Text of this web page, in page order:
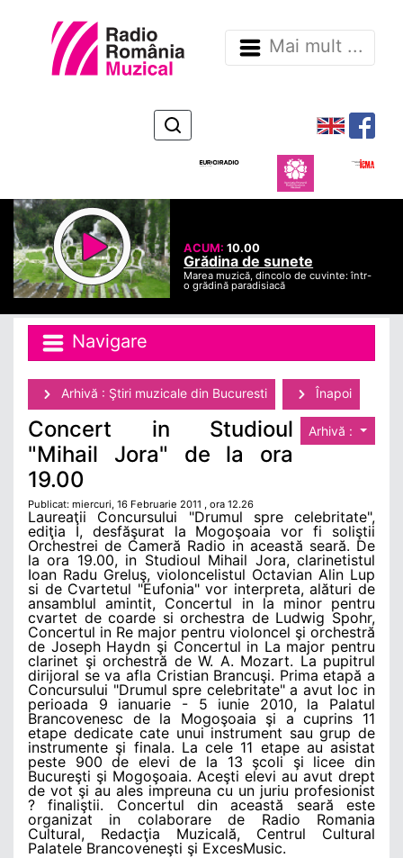
Mai mult ...
ACUM:10.00
Grădina de sunete
Marea muzică, dincolo de cuvinte: într-
o grădină paradisiacă
Navigare
Arhivă : Ştiri muzicale din Bucuresti Înapoi
Arhivă :
Concert in Studioul
"Mihail Jora" de la ora
19.00
Publicat: miercuri, 16 Februarie 2011 , ora 12.26
Laureaţii Concursului "Drumul spre celebritate",
ediţia I, desfăşurat la Mogoşoaia vor fi soliştii
Orchestrei de Cameră Radio in această seară. De
la ora 19.00, in Studioul Mihail Jora, clarinetistul
Ioan Radu Greluş, violoncelistul Octavian Alin Lup
si de Cvartetul "Eufonia" vor interpreta, alături de
ansamblul amintit, Concertul in la minor pentru
cvartet de coarde si orchestra de Ludwig Spohr,
Concertul in Re major pentru violoncel şi orchestră
de Joseph Haydn şi Concertul in La major pentru
clarinet şi orchestră de W. A. Mozart. La pupitrul
dirijoral se va afla Cristian Brancuşi. Prima etapă a
Concursului "Drumul spre celebritate" a avut loc in
perioada 9 ianuarie - 5 iunie 2010, la Palatul
Brancovenesc de la Mogoşoaia şi a cuprins 11
etape dedicate cate unui instrument sau grup de
instrumente şi finala. La cele 11 etape au asistat
peste 900 de elevi de la 13 şcoli şi licee din
Bucureşti şi Mogoşoaia. Aceşti elevi au avut drept
de vot şi au ales impreuna cu un juriu profesionist
? finaliştii. Concertul din această seară este
organizat in colaborare de Radio Romania
Cultural, Redacţia Muzicală, Centrul Cultural
Palatele Brancoveneşti şi ExcesMusic.